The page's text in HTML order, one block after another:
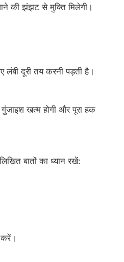
की झंझट से मुक्ति मिलेगी।
लंबी दूरी तय करनी पड़ती है।
खत्म होगी और पूरा हक
बातों का ध्यान रखें: